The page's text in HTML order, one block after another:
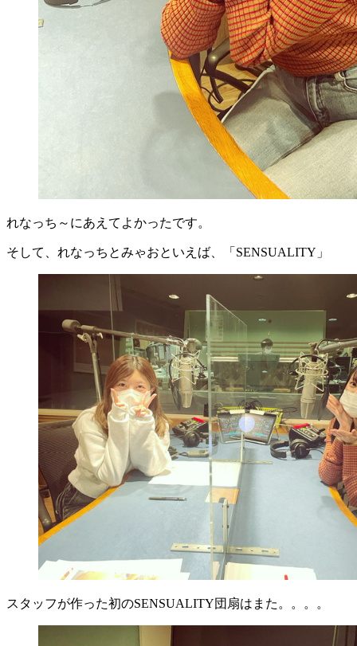
れなっち～にあえてよかったです。
そして、れなっちとみゃおといえば、「SENSUALITY」
スタッフが作った初のSENSUALITY団扇はまた。。。。